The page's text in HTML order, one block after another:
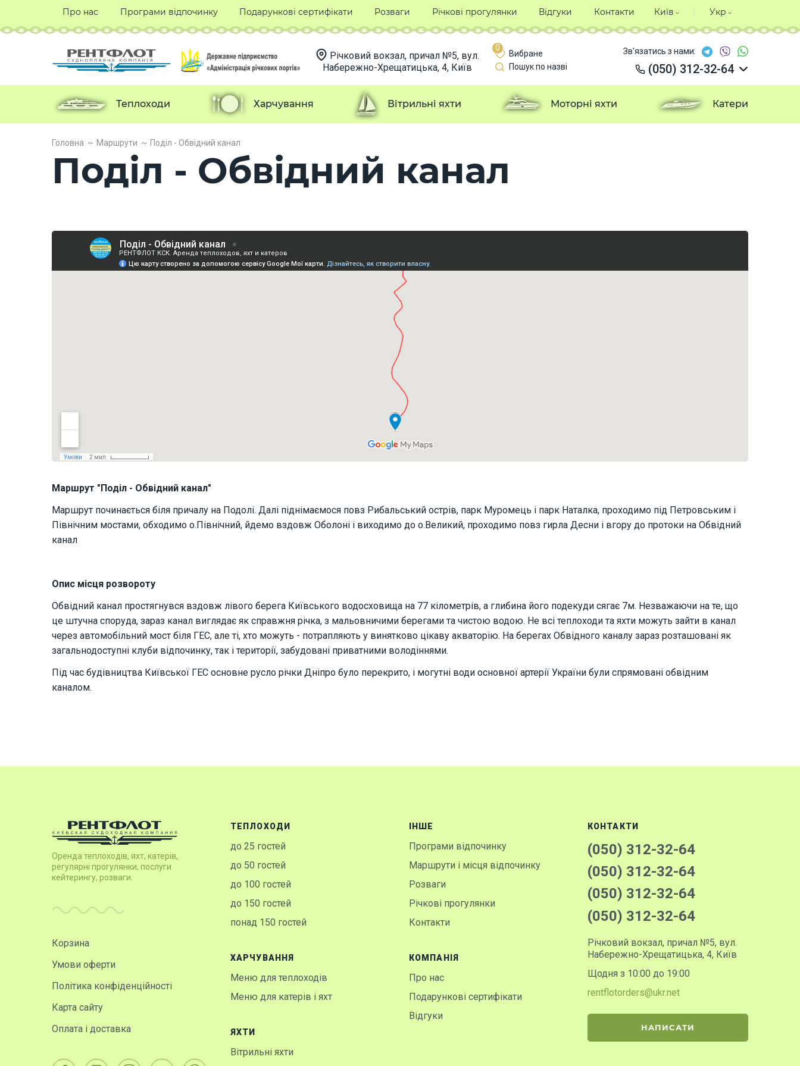
Головна Маршрути Поділ - Обвідний канал
Поділ - Обвідний канал
Маршрут "Поділ - Обвідний канал"
Маршрут починається біля причалу на Подолі. Далі піднімаємося повз Рибальський острів, парк Муромець і парк Наталка, проходимо під Петровським і
Північним мостами, обходимо о.Північний, йдемо вздовж Оболоні і виходимо до о.Великий, проходимо повз гирла Десни і вгору до протоки на Обвідний
канал
Опис місця розвороту
Обвідний канал простягнувся вздовж лівого берега Київського водосховища на 77 кілометрів, а глибина його подекуди сягає 7м. Незважаючи на те, що
це штучна споруда, зараз канал виглядає як справжня річка, з мальовничими берегами та чистою водою. Не всі теплоходи та яхти можуть зайти в канал
через автомобільний мост біля ГЕС, але ті, хто можуть - потрапляють у винятково цікаву акваторію. На берегах Обвідного каналу зараз розташовані як
загальнодоступні клуби відпочинку, так і території, забудовані приватними володіннями.
Під час будівництва Київської ГЕС основне русло річки Дніпро було перекрито, і могутні води основної артерії України були спрямовані обвідним
каналом.
Оренда теплоходів, яхт, катерів,
регулярні прогулянки, послуги
кейтерингу, розваги.
Корзина
Умови оферти
Політика конфіденційності
Карта сайту
Оплата і доставка
ТЕПЛОХОДИ
до 25 гостей
до 50 гостей
до 100 гостей
до 150 гостей
понад 150 гостей
ХАРЧУВАННЯ
Меню для теплоходів
Меню для катерів і яхт
ЯХТИ
Вітрильні яхти
IНШЕ
Програми відпочинку
Маршрути і місця відпочинку
Розваги
Річкові прогулянки
Контакти
КОМПАНІЯ
Про нас
Подарункові сертифікати
Відгуки
КОНТАКТИ
(050) 312-32-64
(050) 312-32-64
(050) 312-32-64
(050) 312-32-64
Річковий вокзал, причал №5, вул.
Набережно-Хрещатицька, 4, Київ
Щодня з 10:00 до 19:00
rentflotorders@ukr.net
НАПИСАТИ
Про нас Програми відпочинку Подарункові сертифікати Розваги Річкові прогулянки Відгуки Контакти Київ Укр
Річковий вокзал, причал №5, вул.
Набережно-Хрещатицька, 4, Київ
0
Вибране
Пошук по назві
Зв'язатись з нами:
(050) 312-32-64
(050) 312-32-64
(050) 312-32-64
(050) 312-32-64
Теплоходи Харчування Вітрильні яхти Моторні яхти Катери